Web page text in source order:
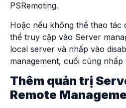
PSRemoting.
Hoặc nếu không thể thao tác
thể truy cập vào Server
local server và nhấp vào
management, cuối cùng nhấp
Thêm quản trị
Remote